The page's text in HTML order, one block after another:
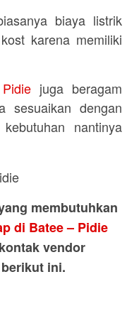
biaya listrik
karena memiliki
juga beragam
sesuaikan dengan
nantinya
membutuhkan
di Batee – Pidie
vendor
ini.